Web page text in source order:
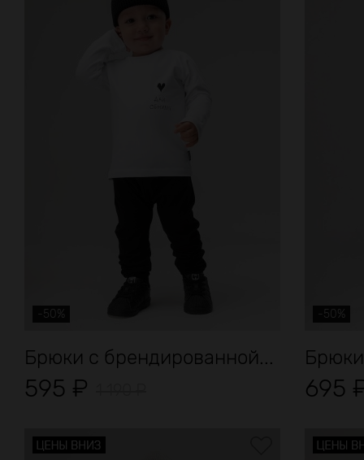
-50%
Брюки с брендированной...
595 ₽
-50%
695